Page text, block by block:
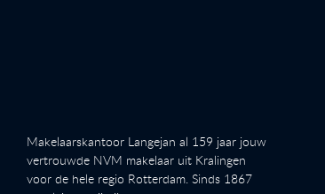
Makelaarskantoor Langejan al 159 jaar jouw
vertrouwde NVM makelaar uit Kralingen
voor de hele regio Rotterdam. Sinds 1867